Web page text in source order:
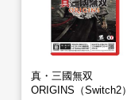
真・三國無双
ORIGINS（Switch2）